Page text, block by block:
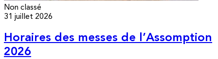
Non classé
31 juillet 2026
Horaires des messes de l’Assomption
2026